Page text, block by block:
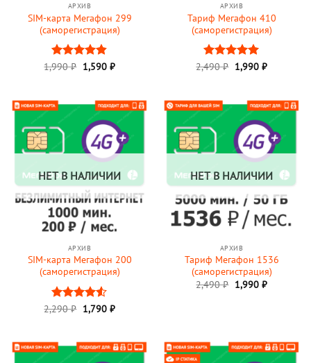
АРХИВ
SIM-карта Мегафон 299
(саморегистрация)
Оценка
1,990₽ Первоначальная
цена
1,590 ₽Текущая
АРХИВ
Тариф Мегафон 410
(саморегистрация)
Оценка5
2,490₽ Первоначальная
цена
1,990 ₽Текущая
НЕТ В НАЛИЧИИ
АРХИВ
SIM-карта Мегафон 200
(саморегистрация)
Оценка
2,290₽ Первоначальная
цена
1,790 ₽Текущая
НЕТ В НАЛИЧИИ
АРХИВ
Тариф Мегафон 1536
(саморегистрация)
2,490₽ Первоначальная
цена
1,990 ₽Текущая